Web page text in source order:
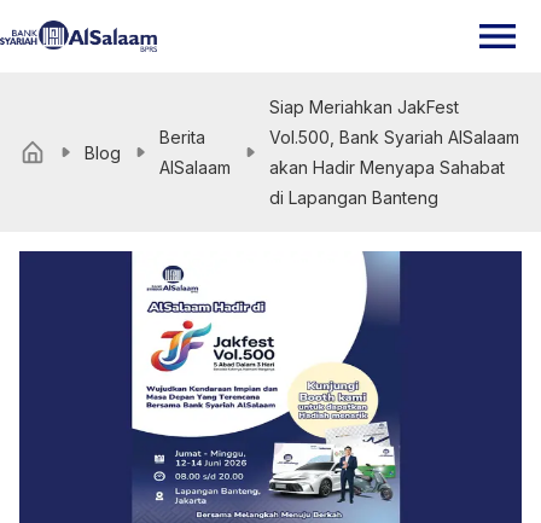
Blog
Berita
AlSalaam
Siap Meriahkan JakFest
Vol.500, Bank Syariah AlSalaam
akan Hadir Menyapa Sahabat
di Lapangan Banteng